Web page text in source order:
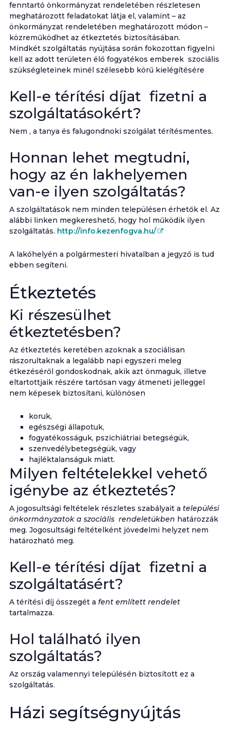
fenntartó önkormányzat rendeletében részletesen
meghatározott feladatokat látja el, valamint – az
önkormányzat rendeletében meghatározott módon –
közreműködhet az étkeztetés biztosításában.
Mindkét szolgáltatás nyújtása során fokozottan figyelni
kell az adott területen élő fogyatékos emberek szociális
szükségleteinek minél szélesebb körű kielégítésére
Kell-e térítési díjat fizetni a
szolgáltatásokért?
Nem , a tanya és falugondnoki szolgálat térítésmentes.
Honnan lehet megtudni,
hogy az én lakhelyemen
van-e ilyen szolgáltatás?
A szolgáltatások nem minden településen érhetők el. Az
alábbi linken megkereshető, hogy hol működik ilyen
szolgáltatás. http://info.kezenfogva.hu/
A lakóhelyén a polgármesteri hivatalban a jegyző is tud
ebben segíteni.
Étkeztetés
Ki részesülhet
étkeztetésben?
Az étkeztetés keretében azoknak a szociálisan
rászorultaknak a legalább napi egyszeri meleg
étkezéséről gondoskodnak, akik azt önmaguk, illetve
eltartottjaik részére tartósan vagy átmeneti jelleggel
nem képesek biztosítani, különösen
koruk,
egészségi állapotuk,
fogyatékosságuk, pszichiátriai betegségük,
szenvedélybetegségük, vagy
hajléktalanságuk miatt.
Milyen feltételekkel vehető
igénybe az étkeztetés?
A jogosultsági feltételek részletes szabályait a települési
önkormányzatok a szociális rendeletükben határozzák
meg. Jogosultsági feltételként jövedelmi helyzet nem
határozható meg.
Kell-e térítési díjat fizetni a
szolgáltatásért?
A térítési díj összegét a fent említett rendelet
tartalmazza.
Hol található ilyen
szolgáltatás?
Az ország valamennyi településén biztosított ez a
szolgáltatás.
Házi segítségnyújtás